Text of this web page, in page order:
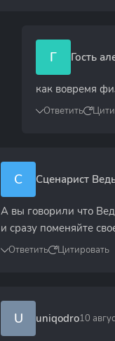
Г Гость
как вовремя
Ответить
С Сценарист
А вы говорили что
и сразу поменяйте
Ответить Цитировать
U uniqodro10